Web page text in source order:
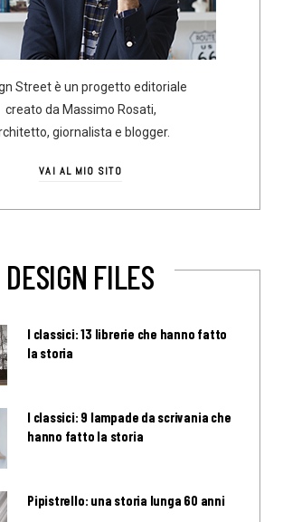
Street è un progetto editoriale
creato da Massimo Rosati,
giornalista e blogger.
VAI AL MIO SITO
DESIGN FILES
I classici: 13 librerie che hanno fatto
la storia
I classici: 9 lampade da scrivania che
hanno fatto la storia
Pipistrello: una storia lunga 60 anni